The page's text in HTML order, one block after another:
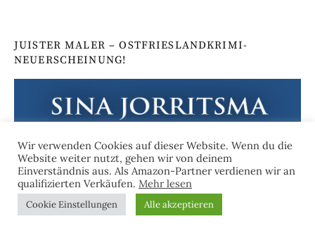
JUISTER MALER – OSTFRIESLANDKRIMI-
NEUERSCHEINUNG!
Wir verwenden Cookies auf dieser Website. Wenn du die
Website weiter nutzt, gehen wir von deinem
Einverständnis aus. Als Amazon-Partner verdienen wir an
qualifizierten Verkäufen. Mehr lesen
Cookie Einstellungen Alle akzeptieren